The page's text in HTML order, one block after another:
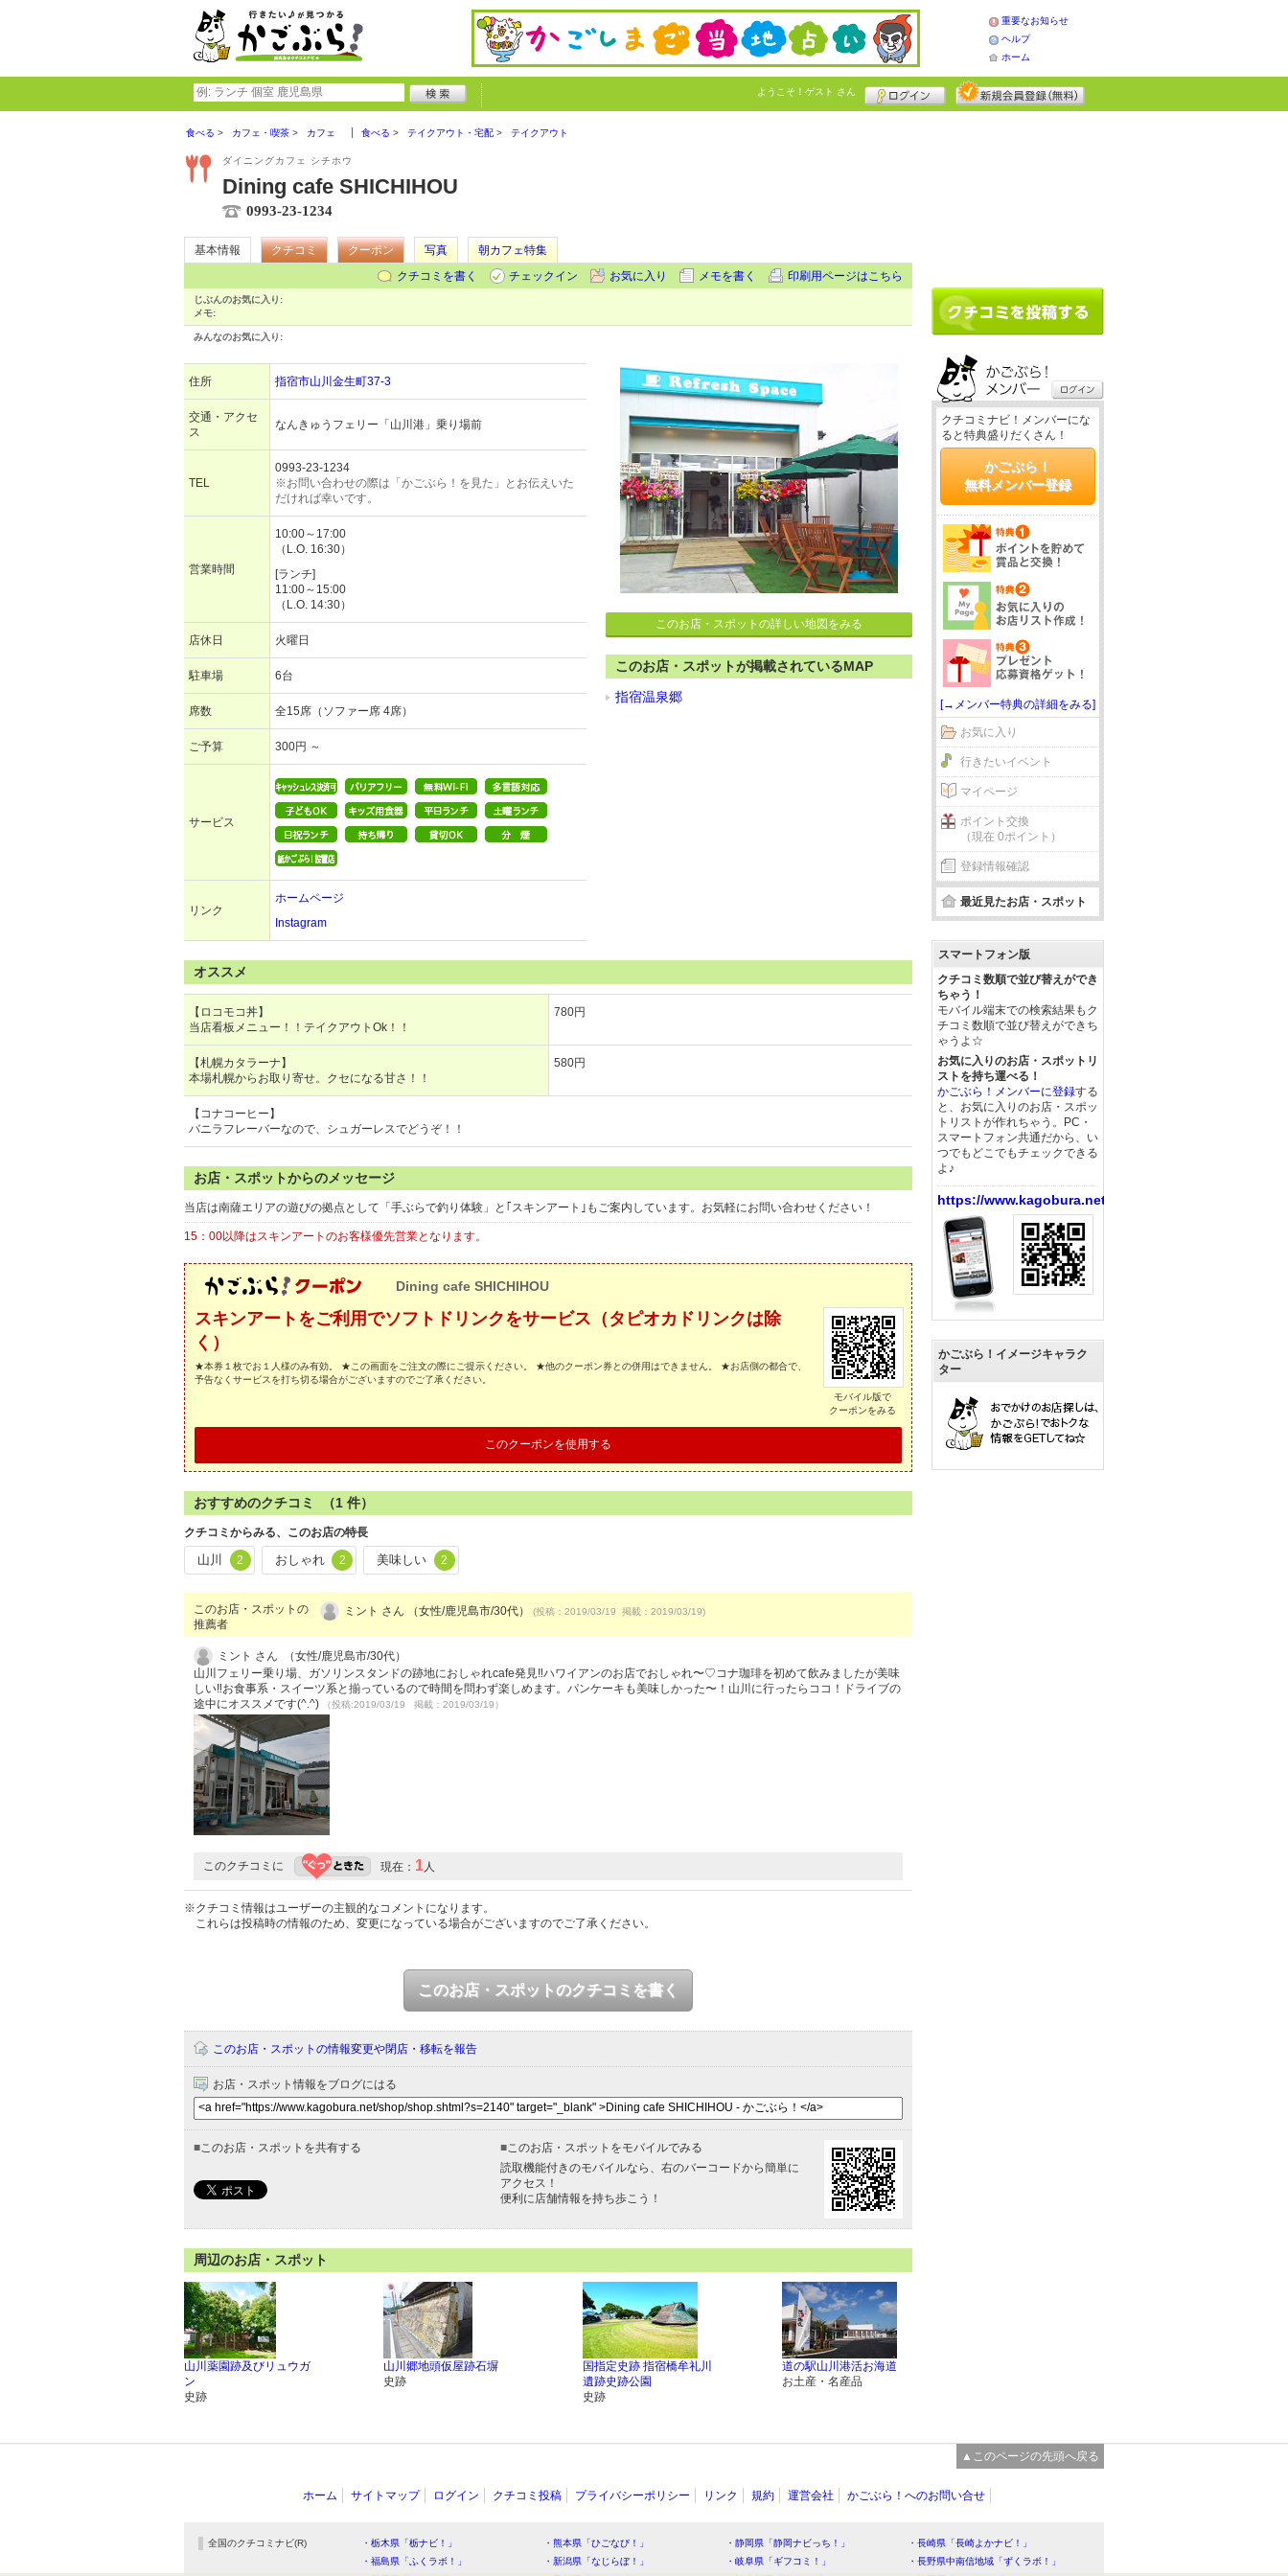
重要なお知らせ
ヘルプ
ホーム
ようこそ！ ゲスト さん
食べる カフェ・喫茶 カフェ 食べる テイクアウト・宅配 テイクアウト
ダイニングカフェ シチホウ
Dining cafe SHICHIHOU
0993-23-1234
基本情報 クチコミ クーポン 写真
朝カフェ特集
クチコミを書く
チェックイン お気に入り メモを書く 印刷用ページはこちら
じぶんのお気に入り:
メモ:
みんなのお気に入り:
住所 指宿市山川金生町37-3
交通・アクセ
ス
なんきゅうフェリー「山川港」乗り場前
TEL
0993-23-1234
※お問い合わせの際は「かごぶら！を見た」とお伝えいた
だければ幸いです。
営業時間
10:00～17:00
（L.O. 16:30）
[ランチ]
11:00～15:00
（L.O. 14:30）
店休日 火曜日
駐車場 6台
席数 全15席（ソファー席 4席）
ご予算 300円 ～
サービス
リンク
ホームページ
Instagram
このお店・スポットの詳しい地図をみる
このお店・スポットが掲載されているMAP
指宿温泉郷
オススメ
【ロコモコ丼】
当店看板メニュー！！テイクアウトOk！！
780円
【札幌カタラーナ】
本場札幌からお取り寄せ。クセになる甘さ！！
580円
【コナコーヒー】
バニラフレーバーなので、シュガーレスでどうぞ！！
お店・スポットからのメッセージ
当店は南薩エリアの遊びの拠点として「手ぶらで釣り体験」と｢スキンアート｣もご案内しています。お気軽にお問い合わせください！
15：00以降はスキンアートのお客様優先営業となります。
Dining cafe SHICHIHOU
スキンアートをご利用でソフトドリンクをサービス（タピオカドリンクは除
く）
★本券１枚でお１人様のみ有効。 ★この画面をご注文の際にご提示ください。 ★他のクーポン券との併用はできません。 ★お店側の都合で、
予告なくサービスを打ち切る場合がございますのでご了承ください。
モバイル版で
クーポンをみる
このクーポンを使用する
おすすめのクチコミ （1 件）
クチコミからみる、このお店の特長
山川 2 おしゃれ 2 美味しい 2
このお店・スポットの
推薦者
ミント さん （女性/鹿児島市/30代） (投稿：2019/03/19 掲載：2019/03/19)
ミント さん （女性/鹿児島市/30代）
山川フェリー乗り場、ガソリンスタンドの跡地におしゃれcafe発見‼️ハワイアンのお店でおしゃれ〜♡コナ珈琲を初めて飲みましたが美味
しい‼️お食事系・スイーツ系と揃っているので時間を問わず楽しめます。パンケーキも美味しかった〜！山川に行ったらココ！ドライブの
途中にオススメです(^.^)
（投稿:2019/03/19 掲載：2019/03/19）
このクチコミに 現在： 1 人
※クチコミ情報はユーザーの主観的なコメントになります。
これらは投稿時の情報のため、変更になっている場合がございますのでご了承ください。
このお店・スポットのクチコミを書く
このお店・スポットの情報変更や閉店・移転を報告
お店・スポット情報をブログにはる
■ このお店・スポットを共有する ■ このお店・スポットをモバイルでみる
読取機能付きのモバイルなら、右のバーコードから簡単に
アクセス！
便利に店舗情報を持ち歩こう！
周辺のお店・スポット
山川薬園跡及びリュウガ
ン
史跡
山川郷地頭仮屋跡石塀
史跡
国指定史跡 指宿橋牟礼川
遺跡史跡公園
史跡
道の駅山川港活お海道
お土産・名産品
クチコミナビ！メンバーにな
ると特典盛りだくさん！
かごぶら！
無料メンバー登録
[→メンバー特典の詳細をみる]
お気に入り
行きたいイベント
マイページ
ポイント交換
（現在 0ポイント）
登録情報確認
最近見たお店・スポット
スマートフォン版
クチコミ数順で並び替えができ
ちゃう！
モバイル端末での検索結果もク
チコミ数順で並び替えができち
ゃうよ☆
お気に入りのお店・スポットリ
ストを持ち運べる！
かごぶら！メンバーに登録する
と、お気に入りのお店・スポッ
トリストが作れちゃう。PC・
スマートフォン共通だから、い
つでもどこでもチェックできる
よ♪
https://www.kagobura.net/
かごぶら！イメージキャラク
ター
▲このページの先頭へ戻る
ホーム サイトマップ ログイン クチコミ投稿 プライバシーポリシー リンク 規約 運営会社 かごぶら！へのお問い合せ
全国のクチコミナビ(R) ・栃木県「栃ナビ！」 ・熊本県「ひごなび！」 ・静岡県「静岡ナビっち！」
・長崎県「長崎よかナビ！」
・福島県「ふくラボ！」
・新潟県「なじらぼ！」 ・岐阜県「ギフコミ！」
・長野県中南信地域「ずくラボ！」